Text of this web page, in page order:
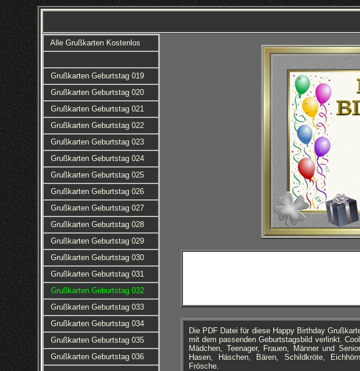
Alle Grußkarten Kostenlos
Grußkarten Geburtstag 019
Grußkarten Geburtstag 020
Grußkarten Geburtstag 021
Grußkarten Geburtstag 022
Grußkarten Geburtstag 023
Grußkarten Geburtstag 024
Grußkarten Geburtstag 025
Grußkarten Geburtstag 026
Grußkarten Geburtstag 027
Grußkarten Geburtstag 028
Grußkarten Geburtstag 029
Grußkarten Geburtstag 030
Grußkarten Geburtstag 031
Grußkarten Geburtstag 032
Grußkarten Geburtstag 033
Grußkarten Geburtstag 034
Grußkarten Geburtstag 035
Grußkarten Geburtstag 036
Die PDF Datei für diese Happy Birthday
mit dem passenden Geburtstagsbild verlinkt.
Mädchen, Teenager, Frauen, Männer und
Hasen, Häschen, Bären, Schildkröte,
Frösche.